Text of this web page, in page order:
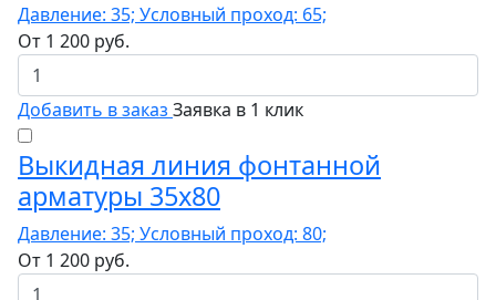
Давление: 35; Условный проход: 65;
От 1 200 руб.
Добавить в заказ Заявка в 1 клик
Выкидная линия фонтанной
арматуры 35x80
Давление: 35; Условный проход: 80;
От 1 200 руб.